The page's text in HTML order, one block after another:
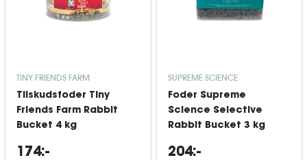
TINY FRIENDS FARM
Tilskudsfoder Tiny
Friends Farm Rabbit
Bucket 4 kg
174:-
SUPREME SCIENCE
Foder Supreme
Science Selective
Rabbit Bucket 3 kg
204:-